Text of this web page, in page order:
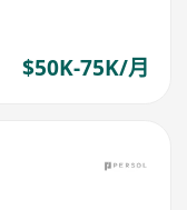
$50K-75K/月